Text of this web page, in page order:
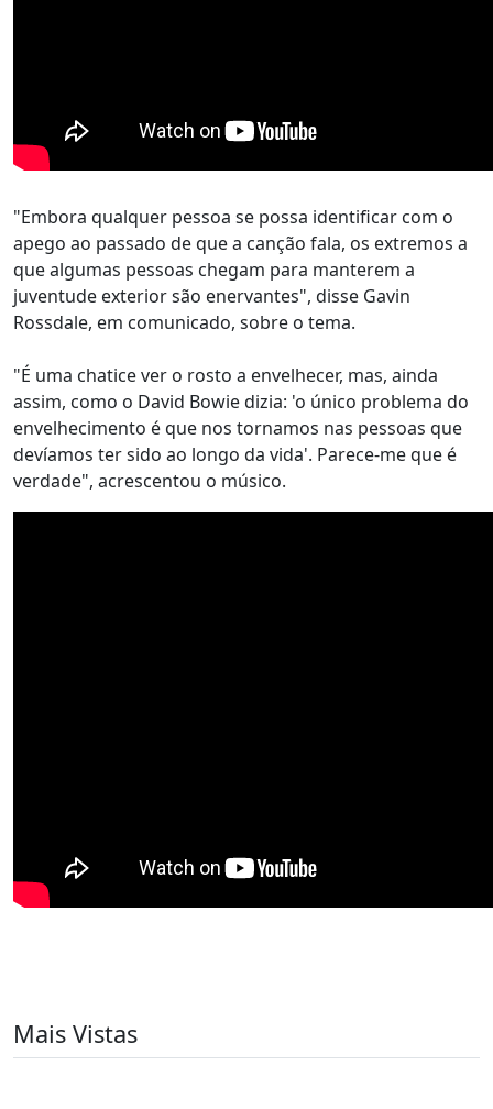
"Embora qualquer pessoa se possa identificar com o
apego ao passado de que a canção fala, os extremos a
que algumas pessoas chegam para manterem a
juventude exterior são enervantes", disse Gavin
Rossdale, em comunicado, sobre o tema.
"É uma chatice ver o rosto a envelhecer, mas, ainda
assim, como o David Bowie dizia: 'o único problema do
envelhecimento é que nos tornamos nas pessoas que
devíamos ter sido ao longo da vida'. Parece-me que é
verdade", acrescentou o músico.
Mais Vistas